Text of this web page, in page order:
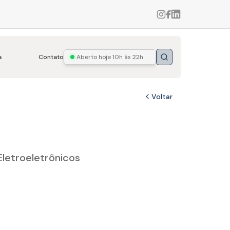
Contato Aberto hoje10h às 22h Buscar
Voltar